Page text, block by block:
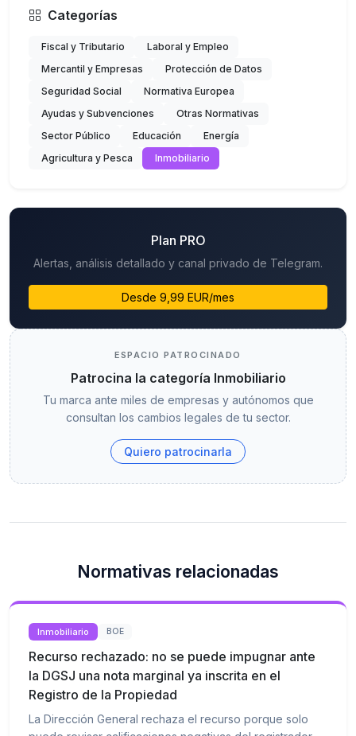
Categorías
Fiscal y Tributario
Laboral y Empleo
Mercantil y Empresas
Protección de Datos
Seguridad Social
Normativa Europea
Ayudas y Subvenciones
Otras Normativas
Sector Público
Educación
Energía
Agricultura y Pesca
Inmobiliario
Plan PRO
Alertas, análisis detallado y canal privado de Telegram.
Desde 9,99 EUR/mes
ESPACIO PATROCINADO
Patrocina la categoría Inmobiliario
Tu marca ante miles de empresas y autónomos que
consultan los cambios legales de tu sector.
Quiero patrocinarla
Normativas relacionadas
Inmobiliario BOE
Recurso rechazado: no se puede impugnar ante
la DGSJ una nota marginal ya inscrita en el
Registro de la Propiedad
La Dirección General rechaza el recurso porque solo